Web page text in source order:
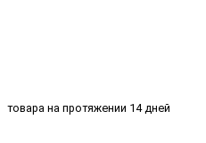
товара на протяжении 14 дней